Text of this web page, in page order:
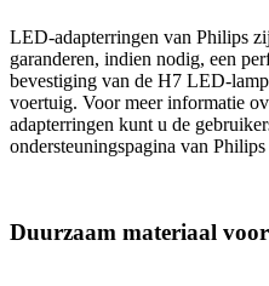
LED-adapterringen van Philips
garanderen, indien nodig, een
bevestiging van de H7 LED-
voertuig. Voor meer informatie
adapterringen kunt u de
ondersteuningspagina van
Duurzaam materiaal